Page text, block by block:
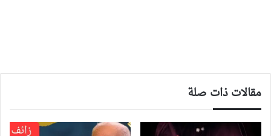
مقالات ذات صلة